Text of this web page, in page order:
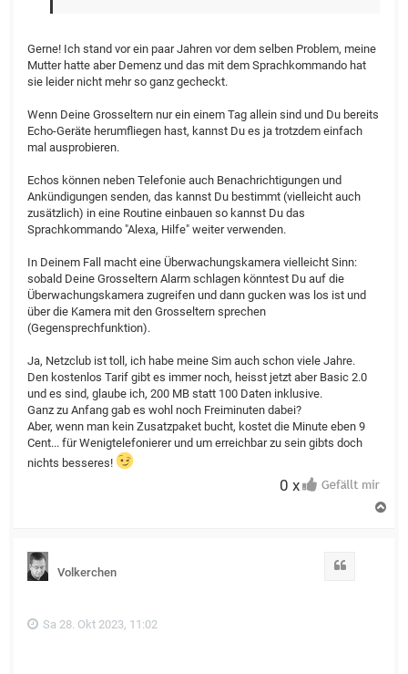
Gerne! Ich stand vor ein paar Jahren vor dem selben Problem, meine
Mutter hatte aber Demenz und das mit dem Sprachkommando hat
sie leider nicht mehr so ganz gecheckt.
Wenn Deine Grosseltern nur ein einem Tag allein sind und Du bereits
Echo-Geräte herumfliegen hast, kannst Du es ja trotzdem einfach
mal ausprobieren.
Echos können neben Telefonie auch Benachrichtigungen und
Ankündigungen senden, das kannst Du bestimmt (vielleicht auch
zusätzlich) in eine Routine einbauen so kannst Du das
Sprachkommando "Alexa, Hilfe" weiter verwenden.
In Deinem Fall macht eine Überwachungskamera vielleicht Sinn:
sobald Deine Grosseltern Alarm schlagen könntest Du auf die
Überwachungskamera zugreifen und dann gucken was los ist und
über die Kamera mit den Grosseltern sprechen
(Gegensprechfunktion).
Ja, Netzclub ist toll, ich habe meine Sim auch schon viele Jahre.
Den kostenlos Tarif gibt es immer noch, heisst jetzt aber Basic 2.0
und es sind, glaube ich, 200 MB statt 100 Daten inklusive.
Ganz zu Anfang gab es wohl noch Freiminuten dabei?
Aber, wenn man kein Zusatzpaket bucht, kostet die Minute eben 9
Cent... für Wenigtelefonierer und um erreichbar zu sein gibts doch
nichts besseres!
0 x
Volkerchen
Sa 28. Okt 2023, 11:02